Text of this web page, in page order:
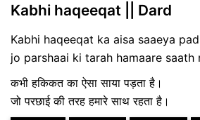
Kabhi haqeeqat || Dard
Kabhi haqeeqat ka aisa saaeya
jo parshaai ki tarah hamaare saath
कभी हकिकत का ऐसा साया पड़ता है।
जो परछाई की तरह हमारे साथ रहता है।